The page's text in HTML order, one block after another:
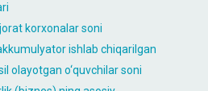
korxonalar soni
ishlab chiqarilgan
olayotgan o‘quvchilar soni